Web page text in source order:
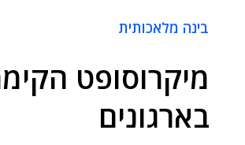
בינה מלאכותית
בארגונים